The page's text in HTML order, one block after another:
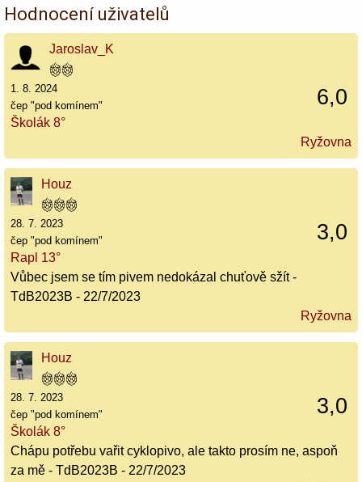
Hodnocení uživatelů
Jaroslav_K
6,0
1. 8. 2024
čep "pod komínem"
Školák 8°
Ryžovna
Houz
3,0
28. 7. 2023
čep "pod komínem"
Rapl 13°
Vůbec jsem se tím pivem nedokázal chuťově sžít -
TdB2023B - 22/7/2023
Ryžovna
Houz
3,0
28. 7. 2023
čep "pod komínem"
Školák 8°
Chápu potřebu vařit cyklopivo, ale takto prosím ne, aspoň
za mě - TdB2023B - 22/7/2023